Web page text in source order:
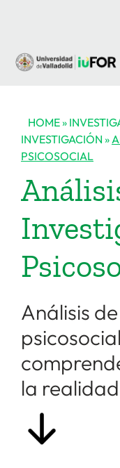
contenido
HOME»
INVESTIGACIÓN »
PSICOSOCIAL
Análisis
la